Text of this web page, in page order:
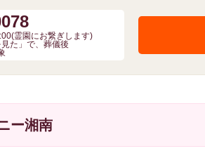
霊園にお繋ぎします)
見た」で、葬儀後
ー湘南